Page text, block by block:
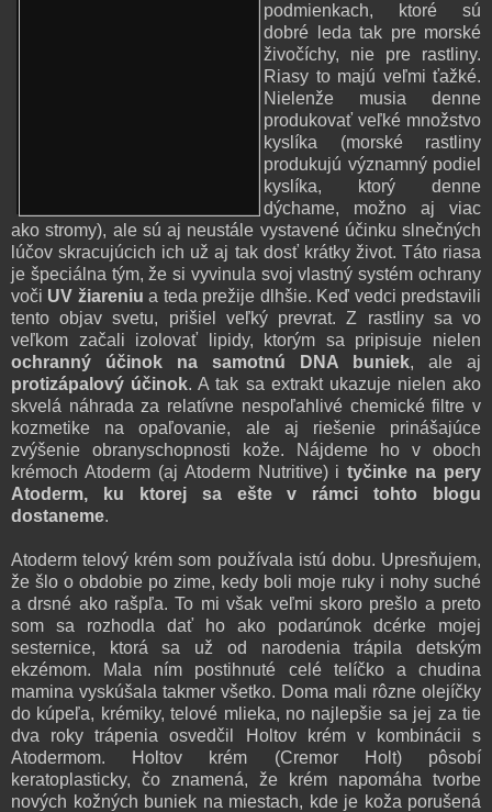
podmienkach, ktoré sú
dobré leda tak pre morské
živočíchy, nie pre rastliny.
Riasy to majú veľmi ťažké.
Nielenže musia denne
produkovať veľké množstvo
kyslíka (morské rastliny
produkujú významný podiel
kyslíka, ktorý denne
dýchame, možno aj viac
ako stromy), ale sú aj neustále vystavené účinku slnečných
lúčov skracujúcich ich už aj tak dosť krátky život. Táto riasa
je špeciálna tým, že si vyvinula svoj vlastný systém ochrany
voči UV žiareniu a teda prežije dlhšie. Keď vedci predstavili
tento objav svetu, prišiel veľký prevrat. Z rastliny sa vo
veľkom začali izolovať lipidy, ktorým sa pripisuje nielen
ochranný účinok na samotnú DNA buniek, ale aj
protizápalový účinok. A tak sa extrakt ukazuje nielen ako
skvelá náhrada za relatívne nespoľahlivé chemické filtre v
kozmetike na opaľovanie, ale aj riešenie prinášajúce
zvýšenie obranyschopnosti kože. Nájdeme ho v oboch
krémoch Atoderm (aj Atoderm Nutritive) ityčinke na pery
Atoderm,
ku ktorej sa ešte v rámci tohto blogu
dostaneme.
Atoderm telový krém som používala istú dobu. Upresňujem,
že šlo o obdobie po zime, kedy boli moje ruky i nohy suché
a drsné ako rašpľa. To mi však veľmi skoro prešlo a preto
som sa rozhodla dať ho ako podarúnok dcérke mojej
sesternice, ktorá sa už od narodenia trápila detským
ekzémom. Mala ním postihnuté celé telíčko a chudina
mamina vyskúšala takmer všetko. Doma mali rôzne olejíčky
do kúpeľa, krémiky, telové mlieka, no najlepšie sa jej za tie
dva roky trápenia osvedčil Holtov krém v kombinácii s
Atodermom. Holtov krém (Cremor Holt) pôsobí
keratoplasticky, čo znamená, že krém napomáha tvorbe
nových kožných buniek na miestach, kde je koža porušená